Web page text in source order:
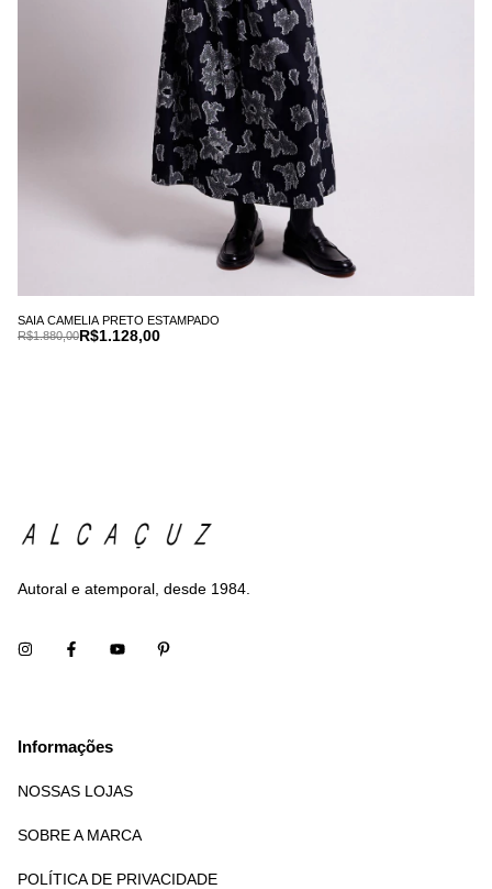
SAIA CAMELIA PRETO ESTAMPADO
R$1.128,00
R$1.880,00
Autoral e atemporal, desde 1984.
Informações
NOSSAS LOJAS
SOBRE A MARCA
POLÍTICA DE PRIVACIDADE